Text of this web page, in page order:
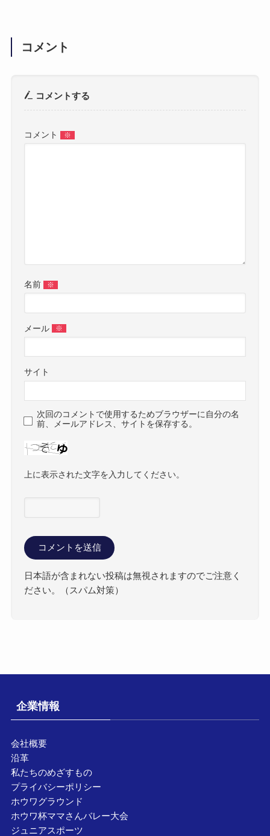
コメント
コメントする
コメント ※
名前 ※
メール ※
サイト
次回のコメントで使用するためブラウザーに自分の名
前、メールアドレス、サイトを保存する。
上に表示された文字を入力してください。
日本語が含まれない投稿は無視されますのでご注意く
ださい。（スパム対策）
企業情報
会社概要
沿革
私たちのめざすもの
プライバシーポリシー
ホウワグラウンド
ホウワ杯ママさんバレー大会
ジュニアスポーツ